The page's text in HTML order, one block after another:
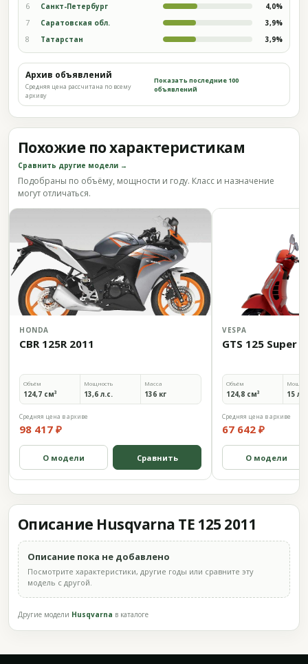
6 Санкт-Петербург 4,0%
7 Саратовская обл. 3,9%
8 Татарстан 3,9%
Архив объявлений
Средняя цена рассчитана по всему
архиву
Показать последние 100
объявлений
Похожие по характеристикам
Сравнить другие модели →
Подобраны по объёму, мощности и году. Класс и назначение
могут отличаться.
HONDA
CBR 125R 2011
Объём
124,7 см³
Мощность
13,6 л.с.
Масса
136 кг
Средняя цена в архиве
98 417 ₽
О модели Сравнить
VESPA
GTS 125 Super
Объём
124,8 см³ 15
Средняя цена в архиве
67 642 ₽
О модели
Описание Husqvarna TE 125 2011
Описание пока не добавлено
Посмотрите характеристики, другие годы или сравните эту
модель с другой.
Другие модели Husqvarna в каталоге